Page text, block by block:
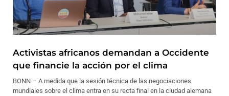
Activistas africanos demandan a Occidente
que financie la acción por el clima
BONN – A medida que la sesión técnica de las negociaciones
mundiales sobre el clima entra en su recta final en la ciudad alemana